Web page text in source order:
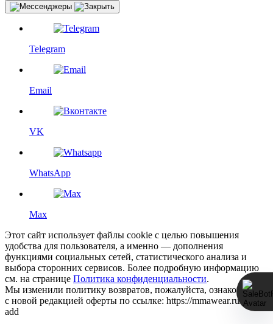
Telegram
Email
VK
WhatsApp
Max
Этот сайт использует файлы cookie с целью повышения
удобства для пользователя, а именно — дополнения
функциями социальных сетей, статистического анализа и
выбора сторонних сервисов. Более подробную информацию
см. на странице Политика конфиденциальности.
Мы изменили политику возвратов, пожалуйста, ознакомьтесь
с новой редакцией оферты по ссылке: https://mmawear.ru/return-
add